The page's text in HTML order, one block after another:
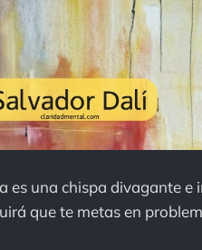
es una chispa divagante e
que te metas en